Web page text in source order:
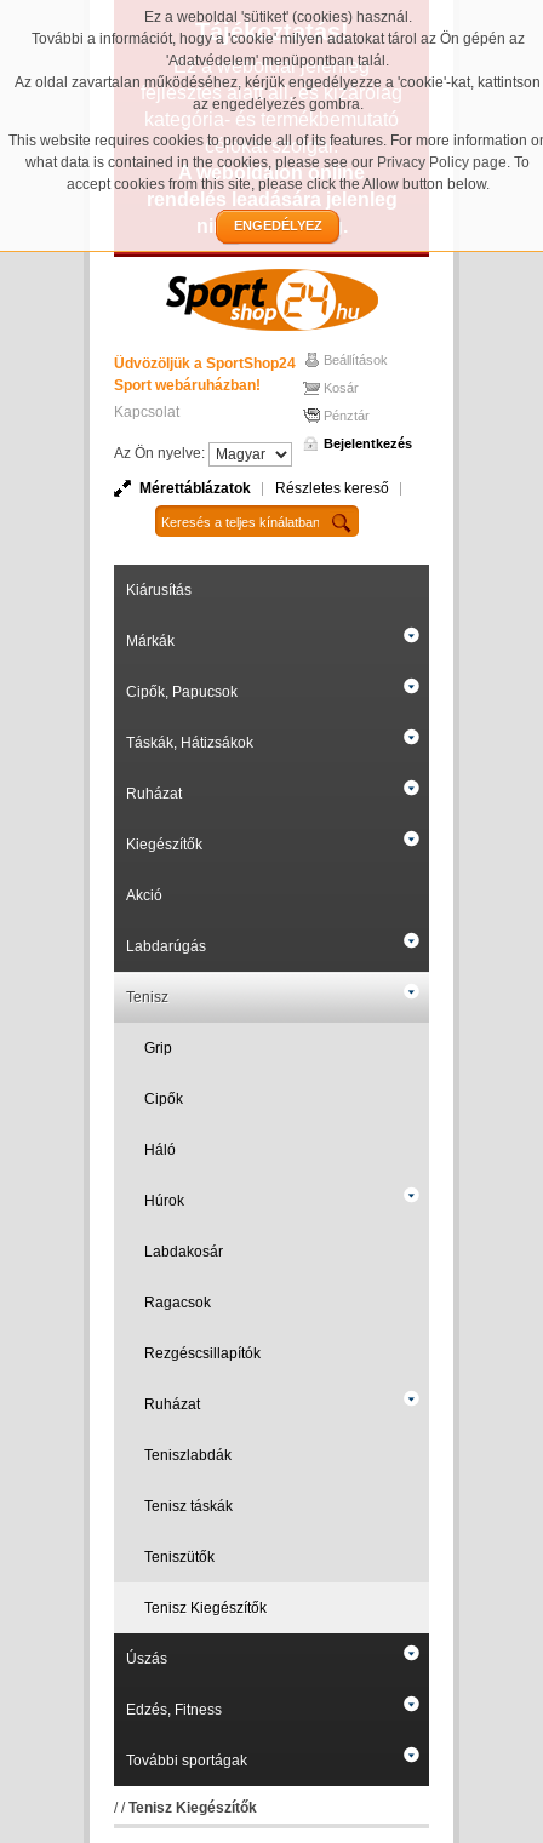
Ez a weboldal 'sütiket' (cookies) használ.
További a információt, hogy a 'cookie' milyen adatokat tárol az Ön gépén az
'Adatvédelem' menüpontban talál.
Az oldal zavartalan működéséhez, kérjük engedélyezze a 'cookie'-kat, kattintson
az engedélyezés gombra.
This website requires cookies to provide all of its features. For more information
what data is contained in the cookies, please see our Privacy Policy page. To
accept cookies from this site, please click the Allow button below.
ENGEDÉLYEZ
Tájékoztatás!
Ez a weboldal jelenleg
fejlesztés alatt áll, és kizárólag
kategória- és termékbemutató
célokat szolgál.
A weboldalon online
rendelés leadására jelenleg
nincs lehetőség.
Üdvözöljük a SportShop24
Sport webáruházban!
Kapcsolat
Az Ön nyelve:
Beállítások
Kosár
Pénztár
Bejelentkezés
Mérettáblázatok Részletes kereső
Kiárusítás
Márkák
Cipők, Papucsok
Táskák, Hátizsákok
Ruházat
Kiegészítők
Akció
Labdarúgás
Tenisz
Grip
Cipők
Háló
Húrok
Labdakosár
Ragacsok
Rezgéscsillapítók
Ruházat
Teniszlabdák
Tenisz táskák
Teniszütők
Tenisz Kiegészítők
Úszás
Edzés, Fitness
További sportágak
//Tenisz Kiegészítők